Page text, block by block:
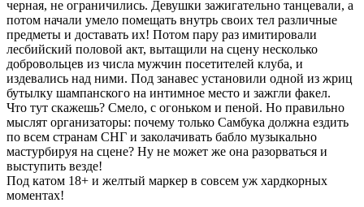
черная, не ограничились. Девушки зажигательно танцевали, а
потом начали умело помещать внутрь своих тел различные
предметы и доставать их! Потом пару раз имитировали
лесбийский половой акт, вытащили на сцену несколько
добровольцев из числа мужчин посетителей клуба, и
издевались над ними. Под занавес установили одной из жриц
бутылку шампанского на интимное место и зажгли факел.
Что тут скажешь? Смело, с огоньком и пеной. Но правильно
мыслят организаторы: почему только Самбука должна ездить
по всем странам СНГ и заколачивать бабло музыкально
мастурбируя на сцене? Ну не может же она разорваться и
выступить везде!
Под катом 18+ и желтый маркер в совсем уж хардкорных
моментах!